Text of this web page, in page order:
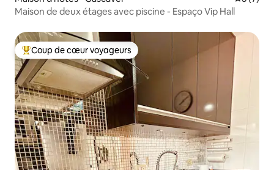
Maison de deux étages avec piscine - Espaço Vip Hall
Coups de cœur voyageurs les plus appréciés
Coup de cœur voyageurs